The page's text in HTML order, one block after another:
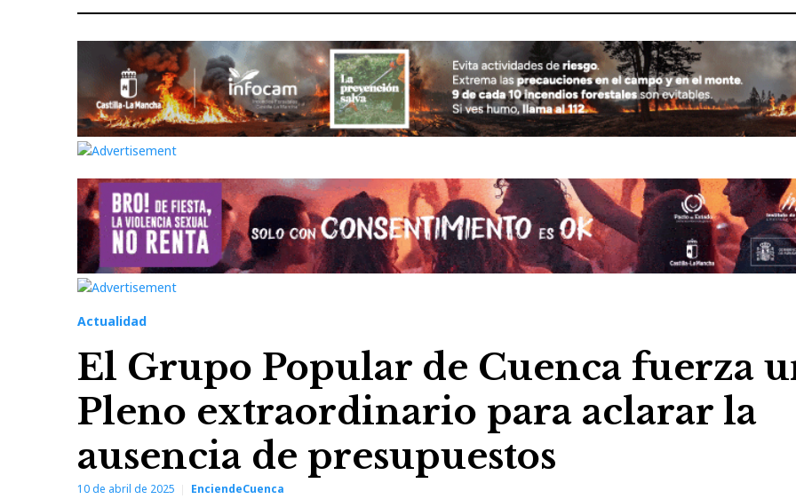
Actualidad
El Grupo Popular de Cuenca fuerza
Pleno extraordinario para aclarar la
ausencia de presupuestos
10 de abril de 2025 EnciendeCuenca